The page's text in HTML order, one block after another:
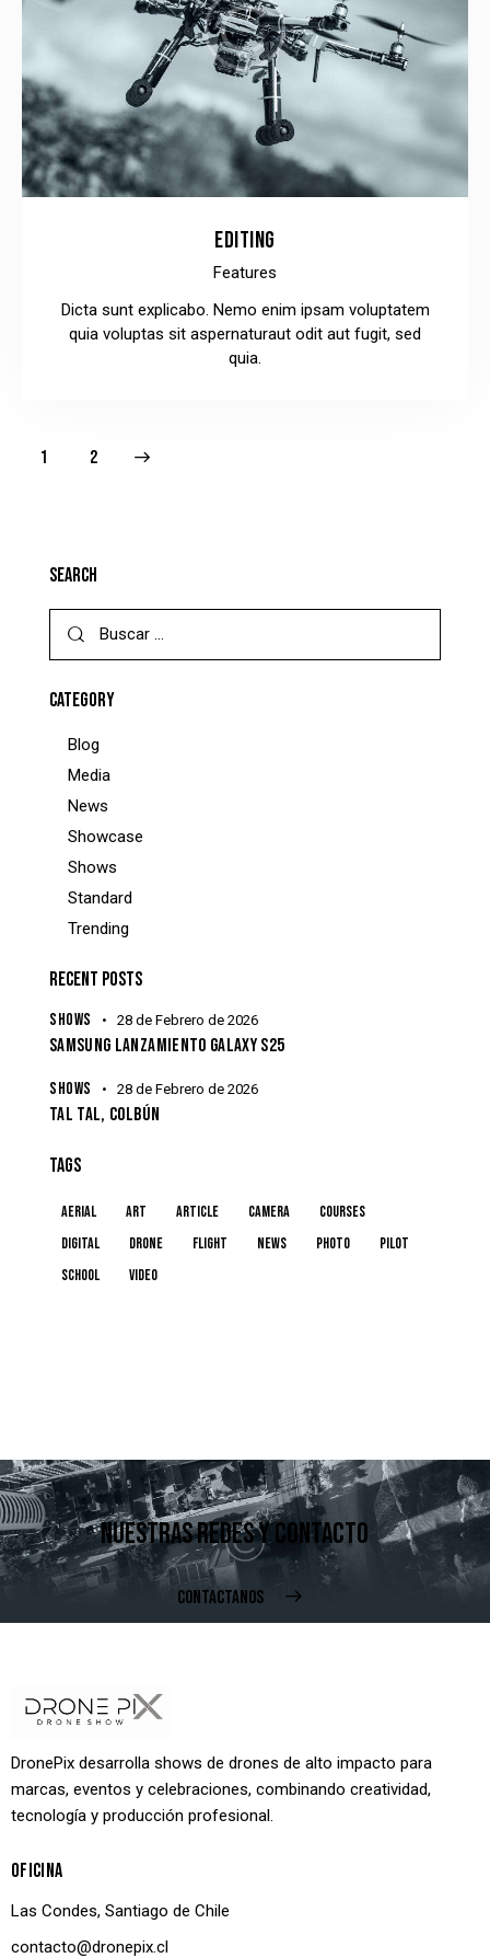
EDITING
Features
Dicta sunt explicabo. Nemo enim ipsam voluptatem
quia voluptas sit aspernaturaut odit aut fugit, sed
quia.
1 2
SEARCH
CATEGORY
Blog
Media
News
Showcase
Shows
Standard
Trending
RECENT POSTS
SHOWS 28 de Febrero de 2026
SAMSUNG LANZAMIENTO GALAXY S25
SHOWS 28 de Febrero de 2026
TAL TAL, COLBÚN
TAGS
aerial art article camera
courses
digital
drone flight news photo
pilot
school
video
NUESTRAS REDES Y CONTACTO
CONTACTANOS
DronePix desarrolla shows de drones de alto impacto para
marcas, eventos y celebraciones, combinando creatividad,
tecnología y producción profesional.
OFICINA
Las Condes, Santiago de Chile
contacto@dronepix.cl